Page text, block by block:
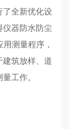
了全新优化设
仪器防水防尘
测量程序，
建筑放样、道
工作。